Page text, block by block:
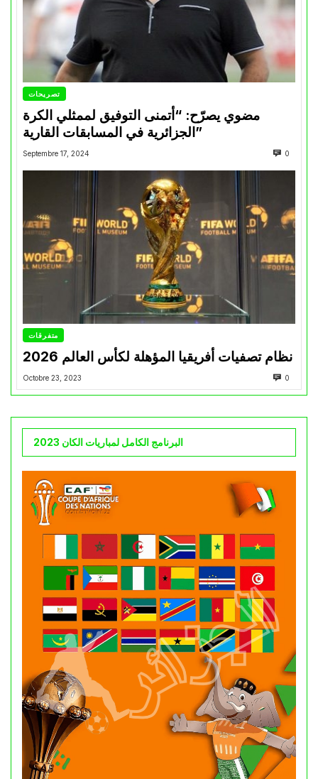
تصريحات
مضوي يصرّح: “أتمنى التوفيق لممثلي الكرة
الجزائرية في المسابقات القارية”
Septembre 17, 2024 0
متفرقات
نظام تصفيات أفريقيا المؤهلة لكأس العالم 2026
Octobre 23, 2023 0
البرنامج الكامل لمباريات الكان 2023